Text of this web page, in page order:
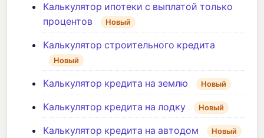
Калькулятор ипотеки с выплатой только
процентов
Новый
Калькулятор строительного кредита
Новый
Калькулятор кредита на землю Новый
Калькулятор кредита на лодку Новый
Калькулятор кредита на автодом Новый